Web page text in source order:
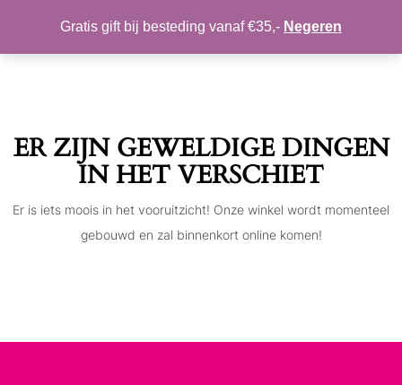
Toggle
MIJN ACCOUNT VERLANGLIJST
ER ZIJN GEWELDIGE DINGEN
IN HET VERSCHIET
Er is iets moois in het vooruitzicht! Onze winkel wordt momenteel
gebouwd en zal binnenkort online komen!
Gratis gift bij besteding vanaf €35,- Negeren